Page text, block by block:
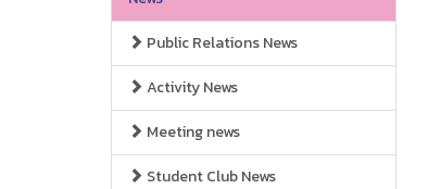
Public Relations News
Activity News
Meeting news
Student Club News